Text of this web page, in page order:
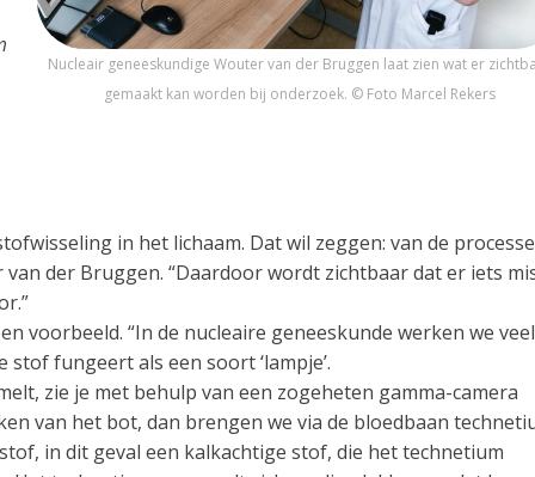
Nucleair geneeskundige Wouter van der Bruggen laat zien wat er
gemaakt kan worden bij onderzoek. © Foto Marcel Rekers
in het lichaam. Dat wil zeggen: van de
der Bruggen. “Daardoor wordt zichtbaar dat er iets
voorbeeld. “In de nucleaire geneeskunde werken we veel
fungeert als een soort ‘lampje’.
zie je met behulp van een zogeheten gamma-camera
van het bot, dan brengen we via de bloedbaan
in dit geval een kalkachtige stof, die het technetium